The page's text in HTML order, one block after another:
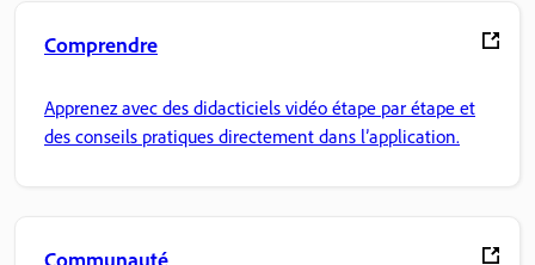
Comprendre
Apprenez avec des didacticiels vidéo étape par étape et
des conseils pratiques directement dans l’application.
Communauté